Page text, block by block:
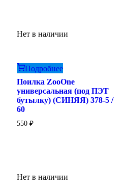
Нет в наличии
Подробнее
Поилка ZooOne
универсальная (под ПЭТ
бутылку) (СИНЯЯ) 378-5 /
60
550 ₽
Нет в наличии